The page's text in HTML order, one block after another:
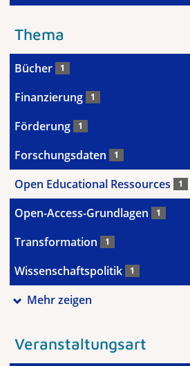
Thema
Bücher 1
Finanzierung 1
Förderung 1
Forschungsdaten 1
Open Educational Ressources 1
Open-Access-Grundlagen 1
Transformation 1
Wissenschaftspolitik 1
Mehr zeigen
Veranstaltungsart